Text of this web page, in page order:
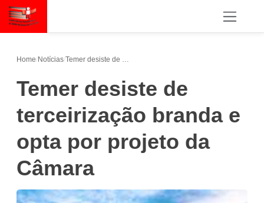
Home/Notícias/
Temer desiste de
terceirização branda e
opta por projeto da
Câmara